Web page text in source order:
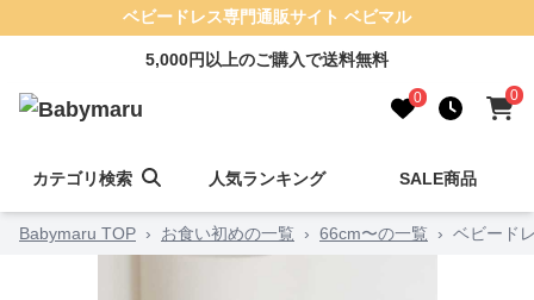
ベビードレス専門通販サイト ベビマル
5,000円以上のご購入で送料無料
0 0
カテゴリ検索 人気ランキング SALE商品
Babymaru TOP › お食い初めの一覧 › 66cm〜の一覧 › ベビード